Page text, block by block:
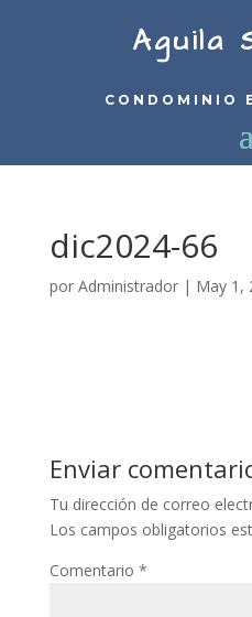
Aguila
CONDOMINIO
dic2024-66
por Administrador| May 1,
Enviar
Tu dirección de correo
Los campos obligatorios
Comentario *